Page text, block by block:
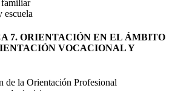
escuela
7. ORIENTACIÓN EN EL ÁMBITO
VOCACIONAL Y
de la Orientación Profesional